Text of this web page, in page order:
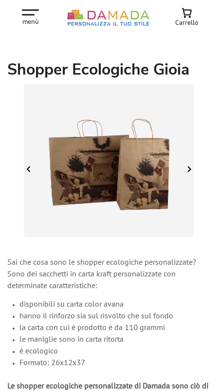
menù Carrello
Shopper Ecologiche Gioia
Sai che cosa sono le shopper ecologiche personalizzate?
Sono dei sacchetti in carta kraft personalizzate con
determinate caratteristiche:
disponibili su carta color avana
hanno il rinforzo sia sul risvolto che sul fondo
la carta con cui è prodotto è da 110 grammi
le maniglie sono in carta ritorta
è ecologico
Formato: 26x12x37
Le shopper ecologiche personalizzate di Damada sono ciò di